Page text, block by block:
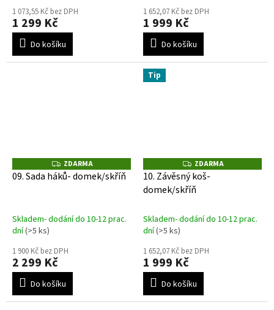
1 073,55 Kč bez DPH
1 299 Kč
Do košíku
1 652,07 Kč bez DPH
1 999 Kč
Do košíku
Z
D
A
ZDARMA
09. Sada háků- domek/skříň
Skladem- dodání do 10-12 prac.
dní(>5 ks)
1 900 Kč bez DPH
2 299 Kč
Do košíku
Tip
Z
D
A
R
ZDARMA
10. Závěsný koš-
domek/skříň
Skladem- dodání do 10-12 prac.
dní(>5 ks)
1 652,07 Kč bez DPH
1 999 Kč
Do košíku